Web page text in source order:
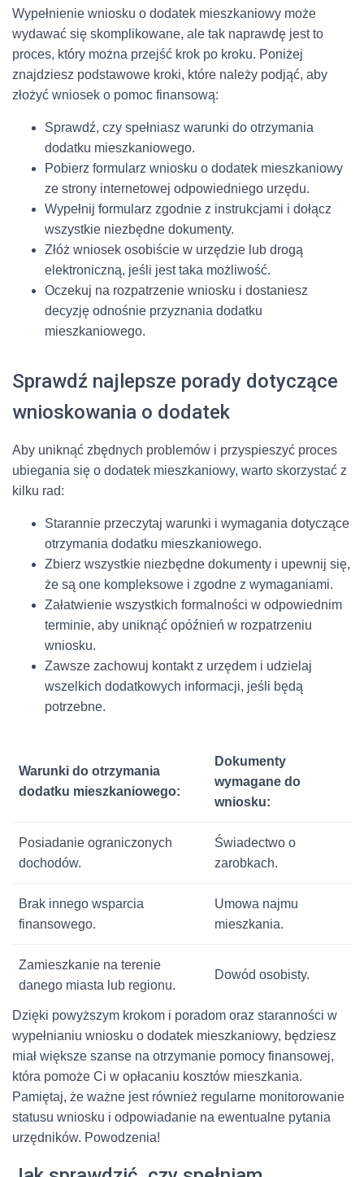
Wypełnienie wniosku o dodatek mieszkaniowy może
wydawać się skomplikowane, ale tak naprawdę jest to
proces, który można przejść krok po kroku. Poniżej
znajdziesz podstawowe kroki, które należy podjąć, aby
złożyć wniosek o pomoc finansową:
Sprawdź, czy spełniasz warunki do otrzymania
dodatku mieszkaniowego.
Pobierz formularz wniosku o dodatek mieszkaniowy
ze strony internetowej odpowiedniego urzędu.
Wypełnij formularz zgodnie z instrukcjami i dołącz
wszystkie niezbędne dokumenty.
Złóż wniosek osobiście w urzędzie lub drogą
elektroniczną, jeśli jest taka możliwość.
Oczekuj na rozpatrzenie wniosku i dostaniesz
decyzję odnośnie przyznania dodatku
mieszkaniowego.
Sprawdź najlepsze porady dotyczące
wnioskowania o dodatek
Aby uniknąć zbędnych problemów i przyspieszyć proces
ubiegania się o dodatek mieszkaniowy, warto skorzystać z
kilku rad:
Starannie przeczytaj warunki i wymagania dotyczące
otrzymania dodatku mieszkaniowego.
Zbierz wszystkie niezbędne dokumenty i upewnij się,
że są one kompleksowe i zgodne z wymaganiami.
Załatwienie wszystkich formalności w odpowiednim
terminie, aby uniknąć opóźnień w rozpatrzeniu
wniosku.
Zawsze zachowuj kontakt z urzędem i udzielaj
wszelkich dodatkowych informacji, jeśli będą
potrzebne.
Warunki do otrzymania
dodatku mieszkaniowego:
Dokumenty
wymagane do
wniosku:
Posiadanie ograniczonych
dochodów.
Świadectwo o
zarobkach.
Brak innego wsparcia
finansowego.
Umowa najmu
mieszkania.
Zamieszkanie na terenie
danego miasta lub regionu.
Dowód osobisty.
Dzięki powyższym krokom i poradom oraz staranności w
wypełnianiu wniosku o dodatek mieszkaniowy, będziesz
miał większe szanse na otrzymanie pomocy finansowej,
która pomoże Ci w opłacaniu kosztów mieszkania.
Pamiętaj, że ważne jest również regularne monitorowanie
statusu wniosku i odpowiadanie na ewentualne pytania
urzędników. Powodzenia!